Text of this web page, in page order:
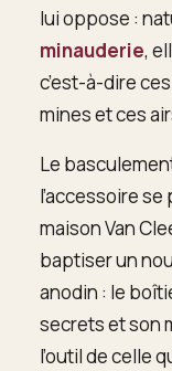
lui oppose :
minauderie,
c’est-à-dire
mines et ces
Le
l’accessoire
maison Van
baptiser un
anodin : le
secrets et son
l’outil de celle